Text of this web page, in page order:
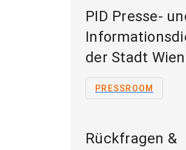
PID Presse-
der Stadt Wien
PRESSROOM
Rückfragen &